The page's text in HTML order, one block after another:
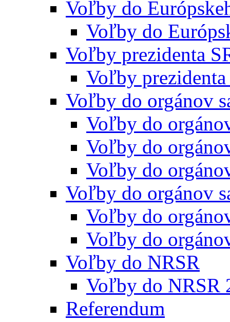
Voľby do
Voľby do
Voľby prezidenta
Voľby
Voľby do orgánov
Voľby do
Voľby do
Voľby do
Voľby do orgánov
Voľby do
Voľby do
Voľby do NRSR
Voľby do NRSR
Referendum